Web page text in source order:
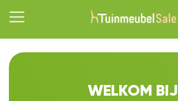
WELKOM BIJ